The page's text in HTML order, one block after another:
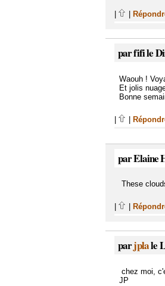
par fifi le
Waouh !
Et jolis
Bonne
| |
par Elaine
These
parjplale
chez moi,
JP